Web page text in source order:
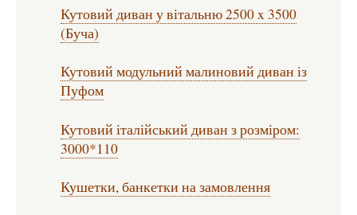
Кутовий диван у вітальню 2500 x 3500
(Буча)
Кутовий модульний малиновий диван із
Пуфом
Кутовий італійський диван з розміром:
3000*110
Кушетки, банкетки на замовлення